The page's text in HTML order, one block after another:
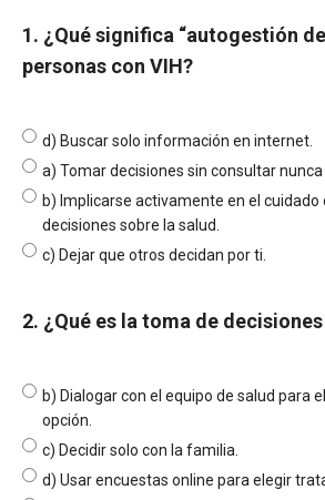
1. ¿Qué significa “autogestión
personas con VIH?
d) Buscar solo información en internet.
a) Tomar decisiones sin consultar nunca
b) Implicarse activamente en el cuidado
decisiones sobre la salud.
c) Dejar que otros decidan por ti.
2. ¿Qué es la toma de
b) Dialogar con el equipo de salud para
opción.
c) Decidir solo con la familia.
d) Usar encuestas online para elegir